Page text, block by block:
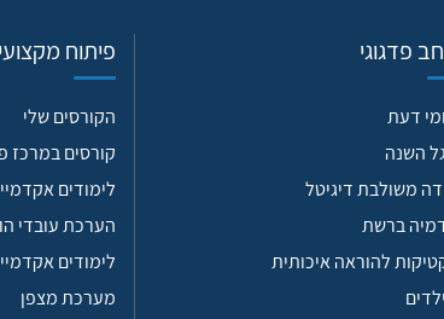
פדגוגי
דעת
השנה
משולבת דיגיטל
ברשת
להוראה איכותית
פיתוח
הקורסים שלי
קורסים במרכז
לימודים
הערכת עובדי
לימודים
מערכת מצפן